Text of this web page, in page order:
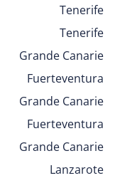
Tenerife
Tenerife
Grande Canarie
Fuerteventura
Grande Canarie
Fuerteventura
Grande Canarie
Lanzarote